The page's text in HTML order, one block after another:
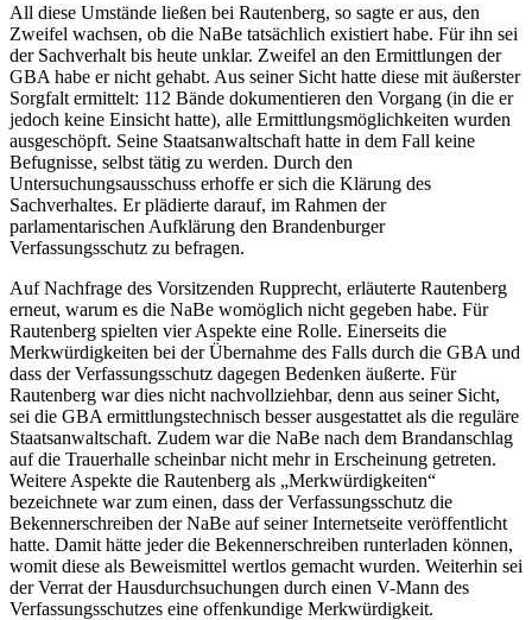
All diese Umstände ließen bei Rautenberg, so sagte er aus, den
Zweifel wachsen, ob die NaBe tatsächlich existiert habe. Für ihn sei
der Sachverhalt bis heute unklar. Zweifel an den Ermittlungen der
GBA habe er nicht gehabt. Aus seiner Sicht hatte diese mit äußerster
Sorgfalt ermittelt: 112 Bände dokumentieren den Vorgang (in die er
jedoch keine Einsicht hatte), alle Ermittlungsmöglichkeiten wurden
ausgeschöpft. Seine Staatsanwaltschaft hatte in dem Fall keine
Befugnisse, selbst tätig zu werden. Durch den
Untersuchungsausschuss erhoffe er sich die Klärung des
Sachverhaltes. Er plädierte darauf, im Rahmen der
parlamentarischen Aufklärung den Brandenburger
Verfassungsschutz zu befragen.
Auf Nachfrage des Vorsitzenden Rupprecht, erläuterte Rautenberg
erneut, warum es die NaBe womöglich nicht gegeben habe. Für
Rautenberg spielten vier Aspekte eine Rolle. Einerseits die
Merkwürdigkeiten bei der Übernahme des Falls durch die GBA und
dass der Verfassungsschutz dagegen Bedenken äußerte. Für
Rautenberg war dies nicht nachvollziehbar, denn aus seiner Sicht,
sei die GBA ermittlungstechnisch besser ausgestattet als die reguläre
Staatsanwaltschaft. Zudem war die NaBe nach dem Brandanschlag
auf die Trauerhalle scheinbar nicht mehr in Erscheinung getreten.
Weitere Aspekte die Rautenberg als „Merkwürdigkeiten“
bezeichnete war zum einen, dass der Verfassungsschutz die
Bekennerschreiben der NaBe auf seiner Internetseite veröffentlicht
hatte. Damit hätte jeder die Bekennerschreiben runterladen können,
womit diese als Beweismittel wertlos gemacht wurden. Weiterhin sei
der Verrat der Hausdurchsuchungen durch einen V-Mann des
Verfassungsschutzes eine offenkundige Merkwürdigkeit.